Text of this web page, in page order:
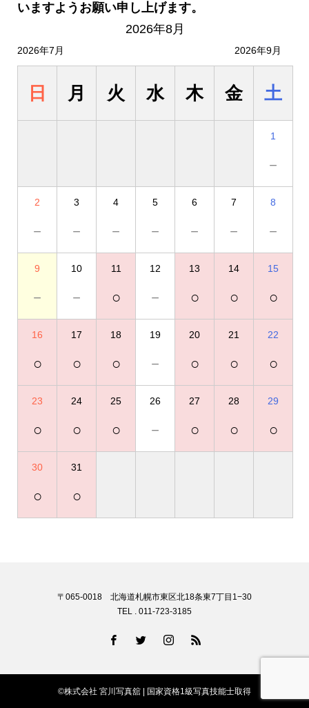
いますようお願い申し上げます。
2026年8月
2026年7月 2026年9月
日 月 火 水 木 金 土
1
－
2
－
3
－
4
－
5
－
6
－
7
－
8
－
9
－
10
－
11
○
12
－
13
○
14
○
15
○
16
○
17
○
18
○
19
－
20
○
21
○
22
○
23
○
24
○
25
○
26
－
27
○
28
○
29
○
30
○
31
○
〒065-0018 北海道札幌市東区北18条東7丁目1−30
TEL . 011-723-3185
©株式会社 宮川写真舘 | 国家資格1級写真技能士取得